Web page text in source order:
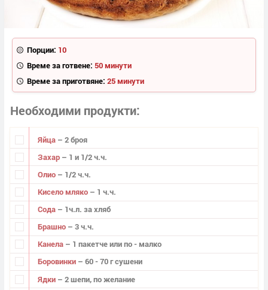
Порции: 10
Време за готвене: 50 минути
Време за приготвяне: 25 минути
Необходими продукти
Яйца – 2 броя
Захар – 1 и 1/2 ч.ч.
Олио – 1/2 ч.ч.
Кисело мляко – 1 ч.ч.
Сода – 1ч.л. за хляб
Брашно – 3 ч.ч.
Канела – 1 пакетче или по - малко
Боровинки – 60 - 70 г сушени
Ядки – 2 шепи, по желание